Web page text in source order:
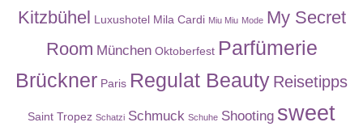
Kitzbühel Luxushotel Mila Cardi Miu Miu Mode My Secret
Room München Oktoberfest Parfümerie
Brückner Paris Regulat Beauty Reisetipps
Saint Tropez Schatzi Schmuck Schuhe Shooting sweet